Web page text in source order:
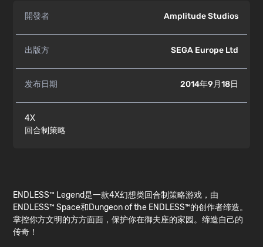
開發者 Amplitude Studios
出版方 SEGA Europe Ltd
发布日期 2014年9月18日
4X
回合制策略
ENDLESS™ Legend是一款4X幻想类回合制策略游戏，由
ENDLESS™ Space和Dungeon of the ENDLESS™的创作者缔造。
掌控你方文明的方方面面，保护你在御夫座的家园。缔造自己的
传奇！